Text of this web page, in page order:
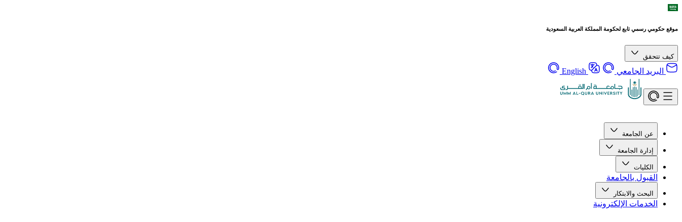
موقع حكومي رسمي تابع لحكومة المملكة العربية السعودية
كيف تتحقق
البريد الجامعي English
عن الجامعة
إدارة الجامعة
الكليات
القبول بالجامعة
البحث والابتكار
الخدمات الإلكترونية